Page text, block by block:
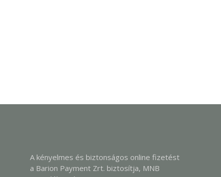
A kényelmes és biztonságos online fizetést
a Barion Payment Zrt. biztosítja, MNB